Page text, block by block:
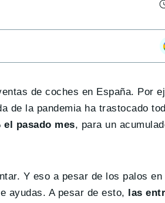
de coches en España. Por
de la pandemia ha trastocado
el pasado mes, para un
Y eso a pesar de los palos
ayudas. A pesar de esto,
las